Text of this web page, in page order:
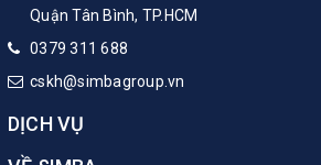
Quận Tân Bình, TP.HCM
0379 311 688
cskh@simbagroup.vn
DỊCH VỤ